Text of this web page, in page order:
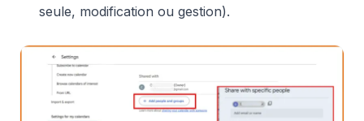
seule, modification ou gestion).